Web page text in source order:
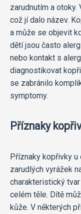
zarudnutím a otoky.
což jí dalo název.
a může se objevit
dětí jsou často
nebo kontakt s
diagnostikovat
se zabránilo
symptomy.
Příznaky
Příznaky kopřivky
zarudlých vyrážek
charakteristický
celém těle. Dítě
kůže. V některých